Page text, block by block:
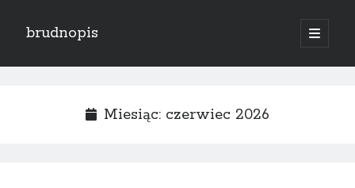
brudnopis
open
primary
Sidebar
Miesiąc: czerwiec 2026